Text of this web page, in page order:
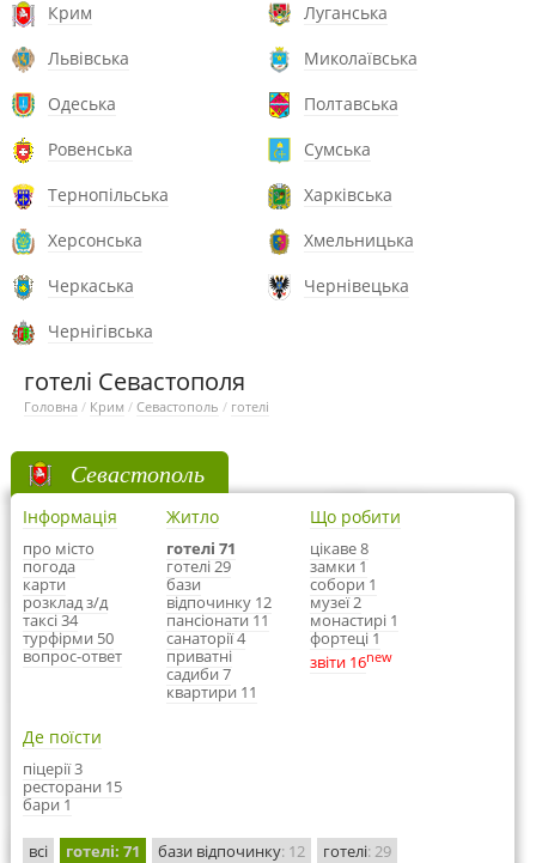
Крим
Луганська
Львівська
Миколаївська
Одеська
Полтавська
Ровенська
Сумська
Тернопільська
Харківська
Херсонська
Хмельницька
Черкаська
Чернівецька
Чернігівська
готелі Севастополя
Головна / Крим / Севастополь / готелі
Севастополь
Інформація
про місто
погода
карти
розклад з/д
таксі 34
турфірми 50
вопрос-ответ
Житло
готелі 71
готелі 29
бази
відпочинку 12
пансіонати 11
санаторії 4
приватні
садиби 7
квартири 11
Що робити
цікаве 8
замки 1
собори 1
музеї 2
монастирі 1
фортеці 1
звіти 16new
Де поїсти
піцерії 3
ресторани 15
бари 1
всі готелі: 71 бази відпочинку: 12 готелі: 29